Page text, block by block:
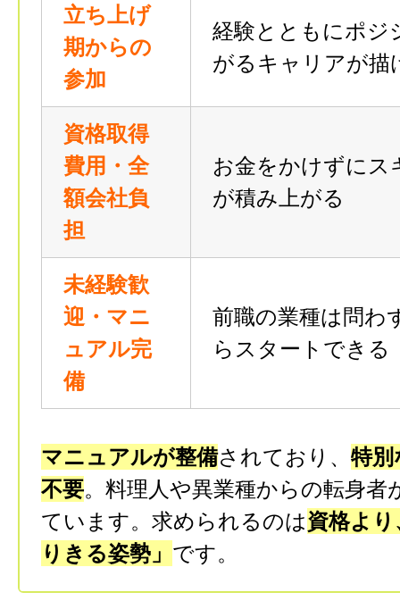
立ち上げ
期からの
参加
経験とともにポジ
がるキャリアが描
資格取得
費用・全
額会社負
担
お金をかけずにス
が積み上がる
未経験歓
迎・マニ
ュアル完
備
前職の業種は問わ
らスタートできる
マニュアルが整備されており、 特別
不要。料理人や異業種からの転身者
ています。求められるのは資格よ
りきる姿勢」 です。